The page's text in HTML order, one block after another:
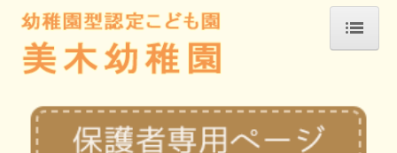
ホーム
新着情報2026